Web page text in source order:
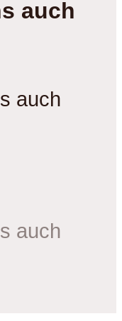
auch
auch
auch